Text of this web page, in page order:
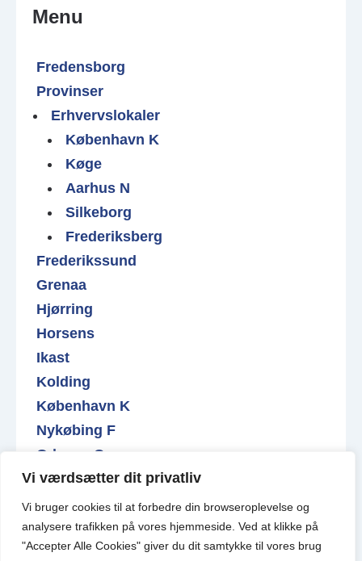
Vi værdsætter dit privatliv
Vi bruger cookies til at forbedre din browseroplevelse og
analysere trafikken på vores hjemmeside Ved at klikke på
"Accepter Alle Cookies" giver du dit samtykke til vores brug
Menu
Fredensborg
Provinser
Erhvervslokaler
København K
Køge
Aarhus N
Silkeborg
Frederiksberg
Frederikssund
Grenaa
Hjørring
Horsens
Ikast
Kolding
København K
Nykøbing F
Odense C
Roskilde
Varde
Valby